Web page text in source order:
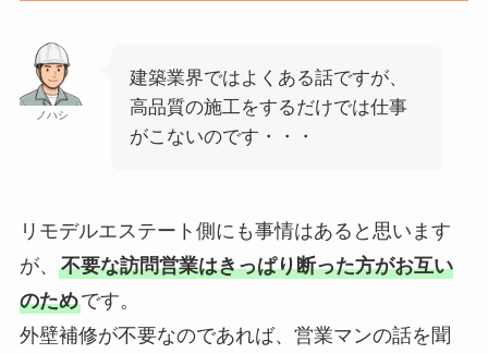
ノハシ
建築業界ではよくある話ですが、
高品質の施工をするだけでは仕事
がこないのです・・・
リモデルエステート側にも事情はあると思います
が、 不要な訪問営業はきっぱり断った方がお互い
のためです。
外壁補修が不要なのであれば、営業マンの話を聞